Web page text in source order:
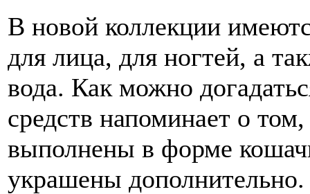
В новой коллекции
для лица, для ногтей, а
вода. Как можно
средств напоминает о
выполнены в форме
украшены дополнительно.